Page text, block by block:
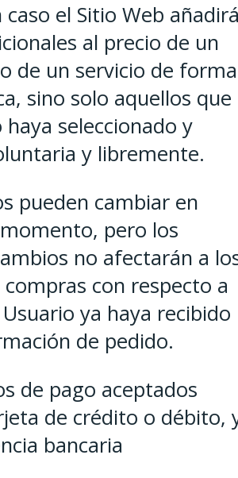
caso el Sitio Web
al precio de un
de un servicio de forma
sino solo aquellos que
haya seleccionado y
y libremente.
pueden cambiar en
pero los
no afectarán a
con respecto a
ya haya recibido
de pedido.
de pago aceptados
de crédito o débito,
bancaria